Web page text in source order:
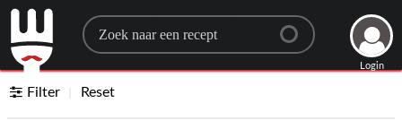
Search for a recipe
Login
Filter Reset